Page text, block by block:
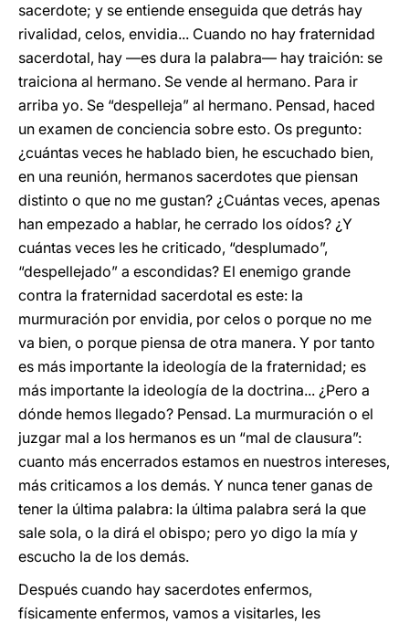
sacerdote; y se entiende enseguida que detrás hay
rivalidad, celos, envidia... Cuando no hay fraternidad
sacerdotal, hay —es dura la palabra— hay traición: se
traiciona al hermano. Se vende al hermano. Para ir
arriba yo. Se “despelleja” al hermano. Pensad, haced
un examen de conciencia sobre esto. Os pregunto:
¿cuántas veces he hablado bien, he escuchado bien,
en una reunión, hermanos sacerdotes que piensan
distinto o que no me gustan? ¿Cuántas veces, apenas
han empezado a hablar, he cerrado los oídos? ¿Y
cuántas veces les he criticado, “desplumado”,
“despellejado” a escondidas? El enemigo grande
contra la fraternidad sacerdotal es este: la
murmuración por envidia, por celos o porque no me
va bien, o porque piensa de otra manera. Y por tanto
es más importante la ideología de la fraternidad; es
más importante la ideología de la doctrina... ¿Pero a
dónde hemos llegado? Pensad. La murmuración o el
juzgar mal a los hermanos es un “mal de clausura”:
cuanto más encerrados estamos en nuestros intereses,
más criticamos a los demás. Y nunca tener ganas de
tener la última palabra: la última palabra será la que
sale sola, o la dirá el obispo; pero yo digo la mía y
escucho la de los demás.
Después cuando hay sacerdotes enfermos,
físicamente enfermos, vamos a visitarles, les